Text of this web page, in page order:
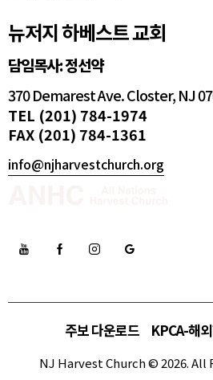
뉴저지 하베스트 교회
담임목사: 정선약
370 Demarest Ave. Closter, NJ
TEL (201) 784-1974
FAX (201) 784-1361
info@njharvestchurch.org
주보 다운로드 KPCA-해
NJ Harvest Church © 2026. All